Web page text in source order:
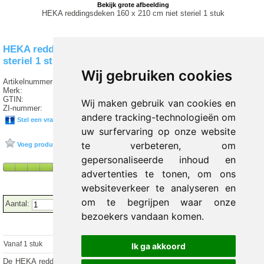
Wij gebruiken cookies
Wij maken gebruik van cookies en
andere tracking-technologieën om
uw surfervaring op onze website
te verbeteren, om
gepersonaliseerde inhoud en
advertenties te tonen, om ons
websiteverkeer te analyseren en
om te begrijpen waar onze
bezoekers vandaan komen.
Ik ga akkoord
Bekijk grote afbeelding
HEKA reddingsdeken 160 x 210 cm niet steriel 1 stuk
HEKA reddingsdeken 160 x 210 cm niet
steriel 1 stuk
Artikelnummer:
Merk:
GTIN:
ZI-nummer:
T3 50221
8715886005989
15575861
Stel een vraag over dit product
Voeg product toe aan favorieten
Aantal:
Vanaf 1 stuk €1.34incl. 21% BTW
De HEKA reddingsdeken is een sterke reddingsdeken die beschermt tegen